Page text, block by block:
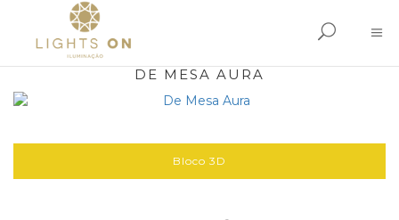
DE MESA AURA
Bloco 3D